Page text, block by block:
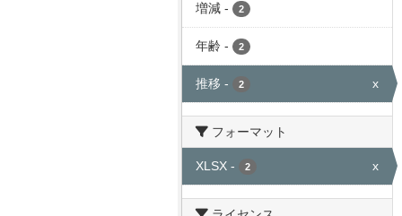
増減 - 2
年齢 - 2
推移 - 2 x
フォーマット
XLSX - 2 x